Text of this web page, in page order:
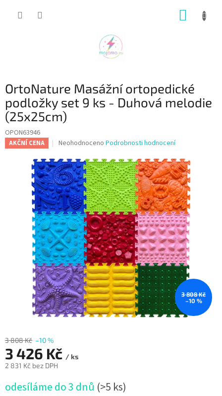
OrtoNature Masážní ortopedické
podložky set 9 ks - Duhová melodie
(25x25cm)
OPON63946
AKČNÍ CENA
Průměrné
produktu
je
0,0
z
5
hvězdiček.
Neohodnoceno Podrobnosti hodnocení
3 808 Kč
–10 %
3 808 Kč –10 %
3 426 Kč / ks
2 831 Kč bez DPH
cena:
odesíláme do 3 dnů (>5 ks)